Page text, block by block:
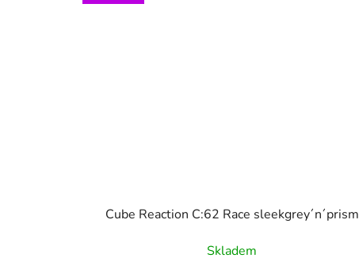
Cube Reaction C:62 Race sleekgrey´n´prism
Skladem